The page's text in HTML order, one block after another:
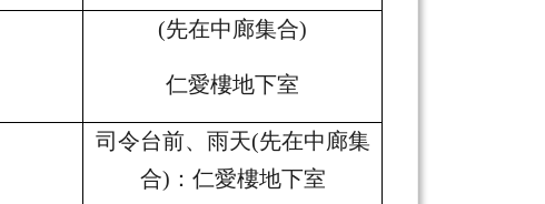
(先在中廊集合)
仁愛樓地下室
司令台前、雨天(先在中廊集
合)：仁愛樓地下室